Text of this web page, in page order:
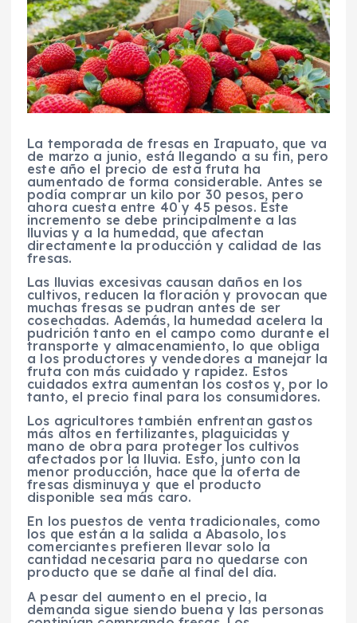
La temporada de fresas en Irapuato, que va
de marzo a junio, está llegando a su fin, pero
este año el precio de esta fruta ha
aumentado de forma considerable. Antes se
podía comprar un kilo por 30 pesos, pero
ahora cuesta entre 40 y 45 pesos. Este
incremento se debe principalmente a las
lluvias y a la humedad, que afectan
directamente la producción y calidad de las
fresas.
Las lluvias excesivas causan daños en los
cultivos, reducen la floración y provocan que
muchas fresas se pudran antes de ser
cosechadas. Además, la humedad acelera la
pudrición tanto en el campo como durante el
transporte y almacenamiento, lo que obliga
a los productores y vendedores a manejar la
fruta con más cuidado y rapidez. Estos
cuidados extra aumentan los costos y, por lo
tanto, el precio final para los consumidores.
Los agricultores también enfrentan gastos
más altos en fertilizantes, plaguicidas y
mano de obra para proteger los cultivos
afectados por la lluvia. Esto, junto con la
menor producción, hace que la oferta de
fresas disminuya y que el producto
disponible sea más caro.
En los puestos de venta tradicionales, como
los que están a la salida a Abasolo, los
comerciantes prefieren llevar solo la
cantidad necesaria para no quedarse con
producto que se dañe al final del día.
A pesar del aumento en el precio, la
demanda sigue siendo buena y las personas